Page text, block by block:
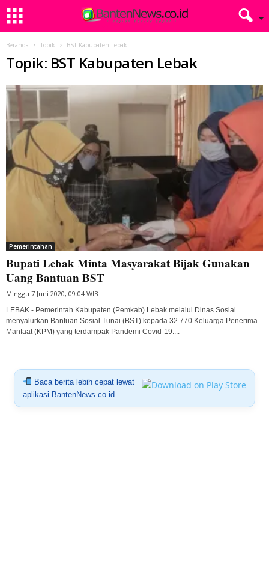
Beranda Topik BST Kabupaten Lebak
Topik: BST Kabupaten Lebak
Pemerintahan
Bupati Lebak Minta Masyarakat Bijak Gunakan
Uang Bantuan BST
Minggu 7 Juni 2020, 09:04 WIB
LEBAK - Pemerintah Kabupaten (Pemkab) Lebak melalui Dinas Sosial
menyalurkan Bantuan Sosial Tunai (BST) kepada 32.770 Keluarga Penerima
Manfaat (KPM) yang terdampak Pandemi Covid-19....
Baca berita lebih cepat lewat
aplikasi BantenNews.co.id